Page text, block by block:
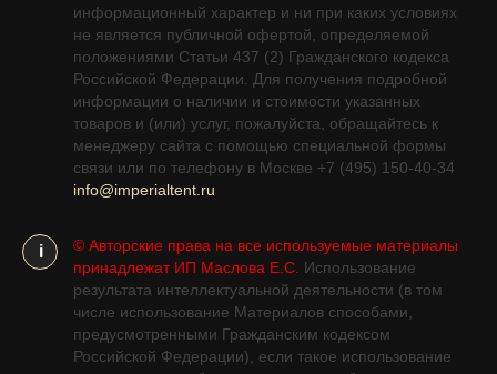
информационный характер и ни при каких условиях
не является публичной офертой, определяемой
положениями Статьи 437 (2) Гражданского кодекса
Российской Федерации. Для получения подробной
информации о наличии и стоимости указанных
товаров и (или) услуг, пожалуйста, обращайтесь к
менеджеру сайта с помощью специальной формы
связи или по телефону в Москве +7 (495) 150-40-34
info@imperialtent.ru
i
© Авторские права на все используемые материалы
принадлежат ИП Маслова Е.С. Использование
результата интеллектуальной деятельности (в том
числе использование Материалов способами,
предусмотренными Гражданским кодексом
Российской Федерации), если такое использование